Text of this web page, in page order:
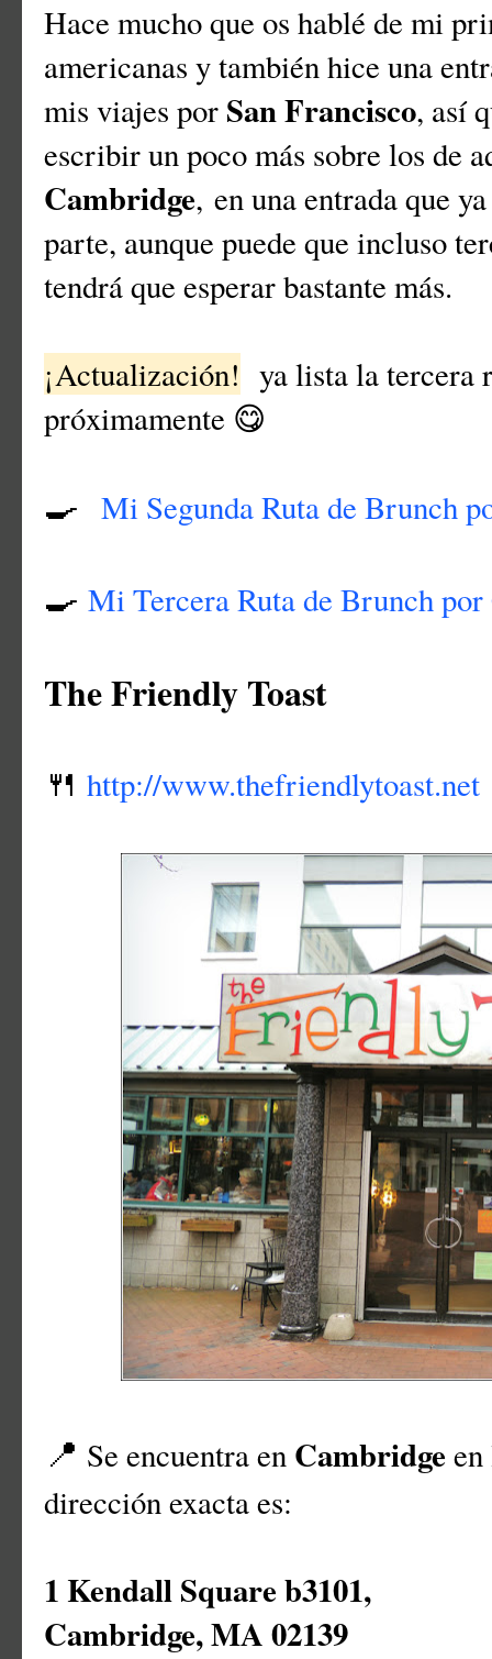
Hace mucho que os hablé de mi
americanas y también hice una
mis viajes por San Francisco, así
escribir un poco más sobre los de
Cambridge, en una entrada que
parte, aunque puede que incluso
tendrá que esperar bastante más.
¡Actualización! ya lista la tercera
próximamente 😋
🍳 Mi Segunda Ruta de Brunch
🍳 Mi Tercera Ruta de Brunch
The Friendly Toast
🍴 http://www.thefriendlytoast.net
📍 Se encuentra en Cambridge
dirección exacta es:
1 Kendall Square b3101,
Cambridge, MA 02139